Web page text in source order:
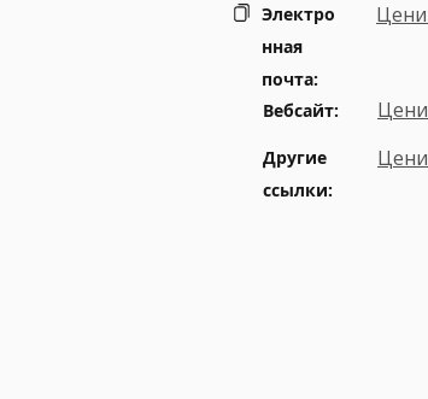
Электро
нная
почта:
Другие
ссылки:
Вебсайт: